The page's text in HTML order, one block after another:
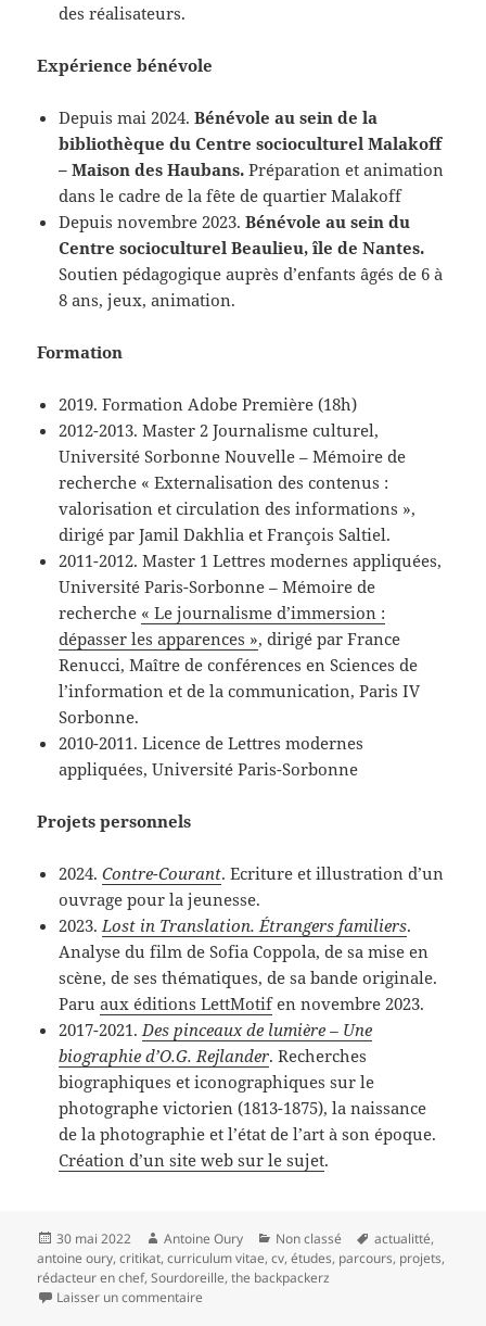
des réalisateurs.
Expérience bénévole
Depuis mai 2024.Bénévole au sein de la
bibliothèque du Centre socioculturel Malakoff
– Maison des Haubans. Préparation et animation
dans le cadre de la fête de quartier Malakoff
Depuis novembre 2023.Bénévole au sein du
Centre socioculturel Beaulieu, île de Nantes.
Soutien pédagogique auprès d’enfants âgés de 6 à
8 ans, jeux, animation.
Formation
2019. Formation Adobe Première (18h)
2012-2013. Master 2 Journalisme culturel,
Université Sorbonne Nouvelle – Mémoire de
recherche « Externalisation des contenus :
valorisation et circulation des informations »,
dirigé par Jamil Dakhlia et François Saltiel.
2011-2012. Master 1 Lettres modernes appliquées,
Université Paris-Sorbonne – Mémoire de
recherche « Le journalisme d’immersion :
dépasser les apparences », dirigé par France
Renucci, Maître de conférences en Sciences de
l’information et de la communication, Paris IV
Sorbonne.
2010-2011. Licence de Lettres modernes
appliquées, Université Paris-Sorbonne
Projets personnels
2024.Contre-Courant. Ecriture et illustration d’un
ouvrage pour la jeunesse.
2023.Lost in Translation. Étrangers familiers.
Analyse du film de Sofia Coppola, de sa mise en
scène, de ses thématiques, de sa bande originale.
Paruaux éditions LettMotifen novembre 2023.
2017-2021.Des pinceaux de lumière – Une
biographie d’O.G. Rejlander. Recherches
biographiques et iconographiques sur le
photographe victorien (1813-1875), la naissance
de la photographie et l’état de l’art à son époque.
Création d’un site web sur le sujet.
Publié
le
30 mai 2022 Auteur
Antoine Oury Catégories
Non classé
Mots-
clés
actualitté,
antoine oury,critikat,curriculum vitae,cv,études, parcours, projets,
rédacteur en chef,Sourdoreille,the backpackerz
Laisser un commentaire